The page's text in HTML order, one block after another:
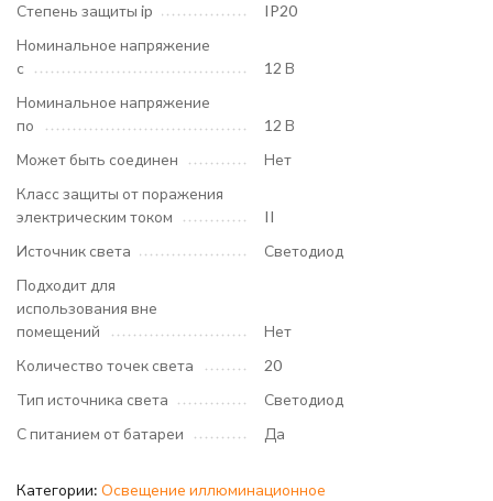
Степень защиты ip
IP20
Номинальное напряжение
с
12 В
Номинальное напряжение
по
12 В
Может быть соединен
Нет
Класс защиты от поражения
электрическим током
II
Источник света
Светодиод
Подходит для
использования вне
помещений
Нет
Количество точек света
20
Тип источника света
Светодиод
С питанием от батареи
Да
Категории: Освещение иллюминационное